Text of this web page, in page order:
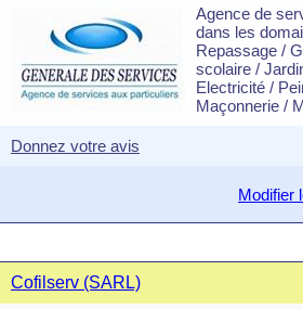
Agence de
dans les
Repassage /
scolaire /
Electricité /
Maçonnerie /
Donnez votre avis
Modifier
Cofilserv (SARL)